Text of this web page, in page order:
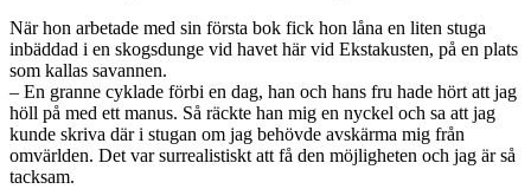
När hon arbetade med sin första bok fick hon låna en liten stuga
inbäddad i en skogsdunge vid havet här vid Ekstakusten, på en plats
som kallas savannen.
– En granne cyklade förbi en dag, han och hans fru hade hört att jag
höll på med ett manus. Så räckte han mig en nyckel och sa att jag
kunde skriva där i stugan om jag behövde avskärma mig från
omvärlden. Det var surrealistiskt att få den möjligheten och jag är så
tacksam.